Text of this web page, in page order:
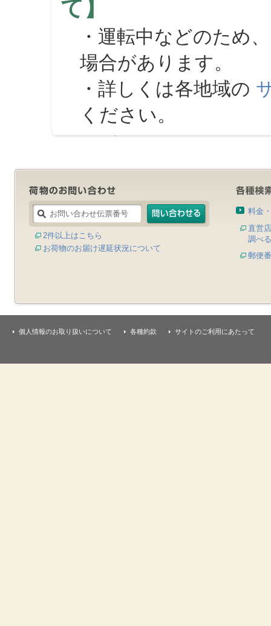
て】
・運転中などのため
場合があります。
・詳しくは各地域の
ください。
2件以上はこちら
お荷物のお届け遅延状況について
料金
直営
調べる
郵便
個人情報のお取り扱いについて 各種約款 サイトのご利用にあたって